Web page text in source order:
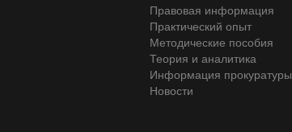
Правовая информация
Практический опыт
Методические пособия
Теория и аналитика
Информация прокуратуры
Новости